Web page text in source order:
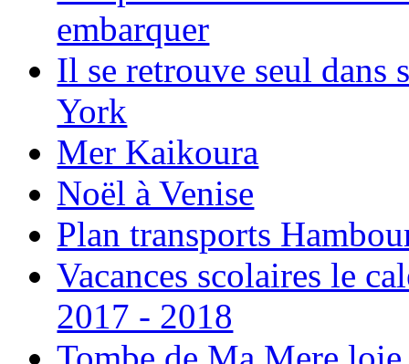
embarquer
Il se retrouve seul dans
York
Mer Kaikoura
Noël à Venise
Plan transports
Vacances scolaires le
2017 - 2018